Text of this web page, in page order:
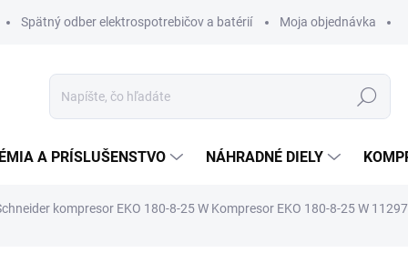
Spätný odber elektrospotrebičov a batérií Moja objednávka
Hľadať
A PRÍSLUŠENSTVO NÁHRADNÉ DIELY
kompresor EKO 180-8-25 W Kompresor EKO 180-8-25 W